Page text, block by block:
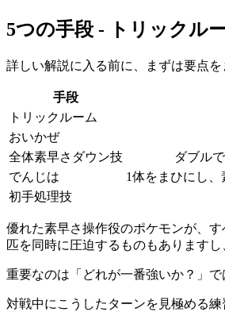
5つの手段 - トリックル
詳しい解説に入る前に、まずは要点を
手段
トリックルーム
おいかぜ
全体素早さダウン技
ダブル
でんじは
1体をまひにし
初手処理技
優れた素早さ操作役のポケモンが、
匹を同時に圧迫するものもあります
重要なのは「どれが一番強いか？」
対戦中にこうしたターンを見極める練